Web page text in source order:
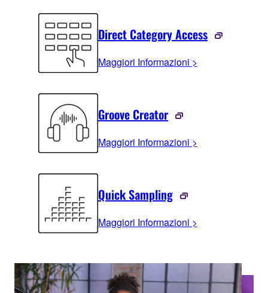
Direct Category Access
Maggiori Informazioni >
Groove Creator
Maggiori Informazioni >
Quick Sampling
Maggiori Informazioni >